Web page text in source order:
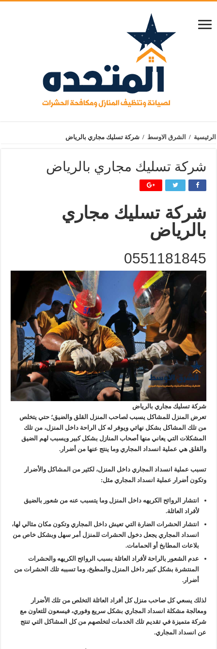
الرئيسية / الشرق الاوسط / شركة تسليك مجاري بالرياض
شركة تسليك مجاري بالرياض
شركة تسليك مجاري
بالرياض
0551181845
شركة تسليك مجاري بالرياض
تعرض المنزل للمشاكل يسبب لصاحب المنزل القلق والضيق؛ حتي يتخلص
من تلك المشاكل بشكل نهائي ويوفر له كل الراحة داخل المنزل، من تلك
المشكلات التي يعاني منها أصحاب المنازل بشكل كبير ويسبب لهم الضيق
والقلق هي عملية انسداد المجاري وما ينتج عنها من أضرار.
تسبب عملية انسداد المجاري داخل المنزل، لكثير من المشاكل والأضرار
وتكون أضرار عملية انسداد المجاري مثل:
انتشار الروائح الكريهه داخل المنزل وما يتسبب عنه من شعور بالضيق
لأفراد العائلة.
انتشار الحشرات الضارة التي تعيش داخل المجاري وتكون مكان مثالي لها،
انسداد المجاري يجعل دخول الحشرات للمنزل أمر سهل وبشكل خاص من
بلاعات المطابخ أو الحمامات.
عدم الشعور بالراحة لأفراد العائلة بسبب الروائح الكريهه والحشرات
المنتشرة بشكل كبير داخل المنزل والمطبخ، وما تسببه تلك الحشرات من
أضرار.
لذلك يسعي كل صاحب منزل كل أفراد العائلة التخلص من تلك الأضرار
ومعالجة مشكلة انسداد المجاري بشكل سريع وفوري، فيسعون للتعاون مع
شركة متميزة في تقديم تلك الخدمات لتخلصهم من كل المشاكل التي تنتج
عن انسداد المجاري.